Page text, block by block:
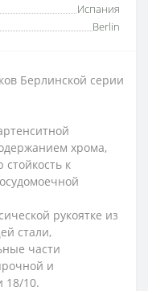
Испания
Berlin
Берлинской серии
хрома,
к
рукоятке из
стали,
части
и
18/10.